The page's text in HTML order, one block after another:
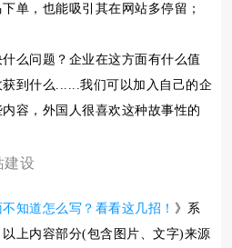
单，也能吸引其在网站多停留；
么问题？企业在这方面有什么值
到什么......我们可以加入自己的企
容，外国人很喜欢这种故事性的
建设
知道怎么写？看看这几招！ 》系
上内容部分(包含图片、文字)来源